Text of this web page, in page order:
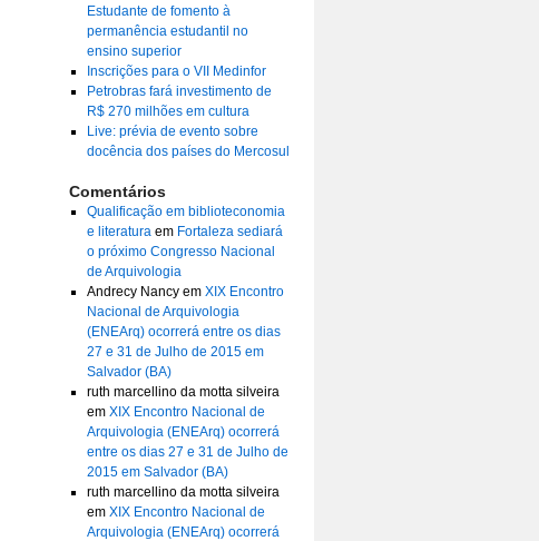
Estudante de fomento à
permanência estudantil no
ensino superior
Inscrições para o VII Medinfor
Petrobras fará investimento de
R$ 270 milhões em cultura
Live: prévia de evento sobre
docência dos países do Mercosul
Comentários
Qualificação em biblioteconomia
e literaturaem Fortaleza sediará
o próximo Congresso Nacional
de Arquivologia
Andrecy Nancyem XIX Encontro
Nacional de Arquivologia
(ENEArq) ocorrerá entre os dias
27 e 31 de Julho de 2015 em
Salvador (BA)
ruth marcellino da motta silveira
em XIX Encontro Nacional de
Arquivologia (ENEArq) ocorrerá
entre os dias 27 e 31 de Julho de
2015 em Salvador (BA)
ruth marcellino da motta silveira
em XIX Encontro Nacional de
Arquivologia (ENEArq) ocorrerá